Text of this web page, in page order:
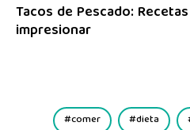
Tacos de Pescado:
impresionar
comer dieta